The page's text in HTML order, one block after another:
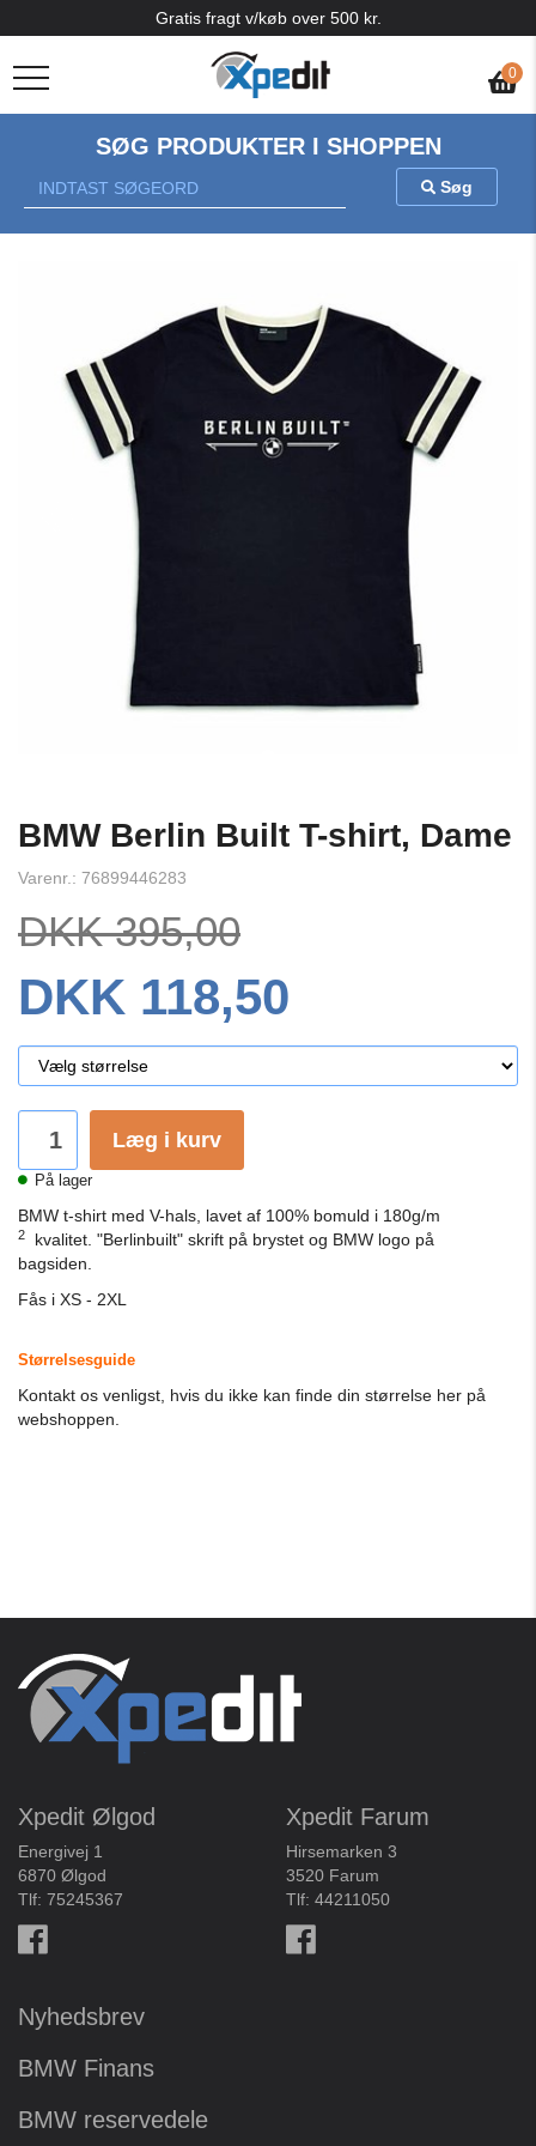
0
Gratis fragt v/køb over 500 kr.
SØG PRODUKTER I SHOPPEN
Søg
BMW Berlin Built T-shirt, Dame
Varenr.: 76899446283
DKK 395,00
DKK 118,50
Læg i kurv
På lager
BMW t-shirt med V-hals, lavet af 100% bomuld i 180g/m
2 kvalitet. "Berlinbuilt" skrift på brystet og BMW logo på
bagsiden.
Fås i XS - 2XL
Størrelsesguide
Kontakt os venligst, hvis du ikke kan finde din størrelse her på
webshoppen.
Xpedit Ølgod
Energivej 1
6870 Ølgod
Tlf: 75245367
Xpedit Farum
Hirsemarken 3
3520 Farum
Tlf: 44211050
Nyhedsbrev
BMW Finans
BMW reservedele